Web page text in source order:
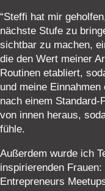
“Steffi hat mir
nächste Stufe zu
sichtbar zu machen,
die den Wert meiner
Routinen etabliert,
und meine
nach einem Standard-
von innen heraus,
fühle.
Außerdem wurde ich
inspirierenden
Entrepreneurs